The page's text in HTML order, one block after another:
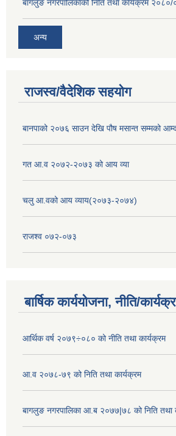
बागलुङ नगरपालिकाको निति तथा कार्यक्रम
अन्य
राजस्व/वैदेशिक सहयोग
बानपाको २०७६ साउन देखि पौष मसान्त सम्मको
गत आ.व २०७२-२०७३ को आय व्या
चलु आ.वको आय व्याय(२०७३-२०७४)
राजश्व ०७२-०७३
बार्षिक कार्ययोजना, नीति/
आर्थिक वर्ष २०७९÷०८० को नीति तथा कार्यक्रम
आ.व २०७८-७९ को निति तथा कार्यक्रम
बागलुङ नगरपालिका आ.ब २०७७|७८ को निति तथा